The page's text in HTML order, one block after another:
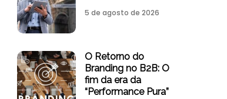
5 de agosto de 2026
O Retorno do
Branding no B2B: O
fim da era da
“Performance Pura”